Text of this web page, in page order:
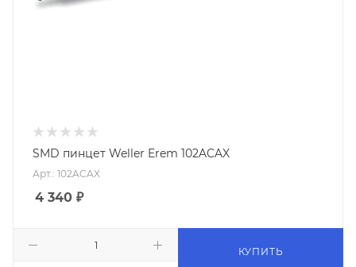
SMD пинцет Weller Erem 102ACAX
Арт.: 102ACAX
4 340 ₽
КУПИТЬ